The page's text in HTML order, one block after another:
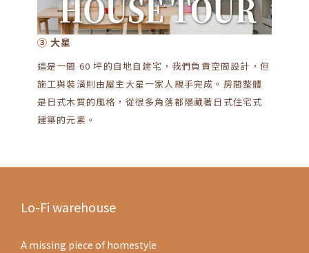
③大星
這是一間 60 坪的自地自建宅，我們負責空間設計，但
施工與裝潢則由屋主大星一家人親手完成。房間整體
是日式木質的風格，從很多角落都隱藏著日式住宅式
建築的元素。
Lo-Fi warehouse
A missing piece of homestyle